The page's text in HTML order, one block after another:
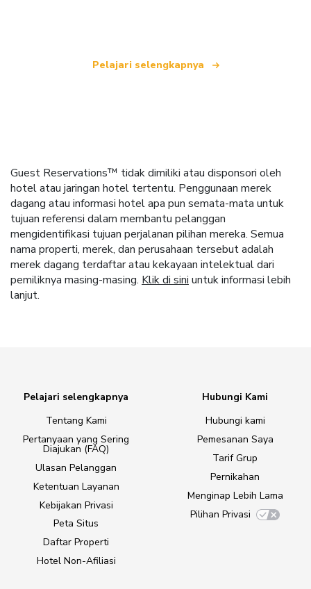
Pelajari selengkapnya
Guest Reservations™ tidak dimiliki atau disponsori oleh
hotel atau jaringan hotel tertentu. Penggunaan merek
dagang atau informasi hotel apa pun semata-mata untuk
tujuan referensi dalam membantu pelanggan
mengidentifikasi tujuan perjalanan pilihan mereka. Semua
nama properti, merek, dan perusahaan tersebut adalah
merek dagang terdaftar atau kekayaan intelektual dari
pemiliknya masing-masing. Klik di sini untuk informasi lebih
lanjut.
Pelajari selengkapnya
Tentang Kami
Pertanyaan yang Sering
Diajukan (FAQ)
Ulasan Pelanggan
Ketentuan Layanan
Kebijakan Privasi
Peta Situs
Daftar Properti
Hotel Non-Afiliasi
Hubungi Kami
Hubungi kami
Pemesanan Saya
Tarif Grup
Pernikahan
Menginap Lebih Lama
Pilihan Privasi